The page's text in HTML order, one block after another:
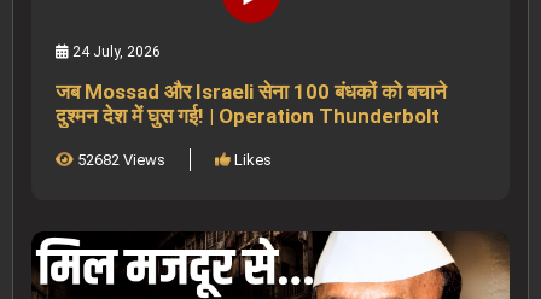
24 July, 2026
जब Mossad और Israeli सेना 100 बंधकों को बचाने
दुश्मन देश में घुस गई! | Operation Thunderbolt
52682 Views Likes